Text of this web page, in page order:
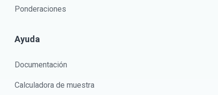
Ponderaciones
Ayuda
Documentación
Calculadora de muestra